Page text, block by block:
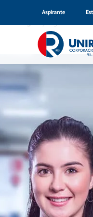
Aspirante
Inicio